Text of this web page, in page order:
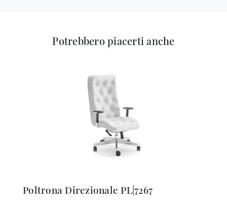
Potrebbero piacerti anche
Poltrona Direzionale PL|7267